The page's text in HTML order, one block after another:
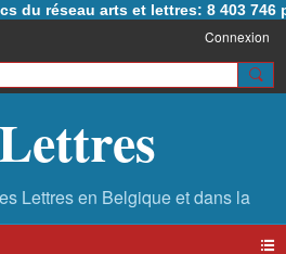
du réseau arts et lettres: 8 403 746
Connexion